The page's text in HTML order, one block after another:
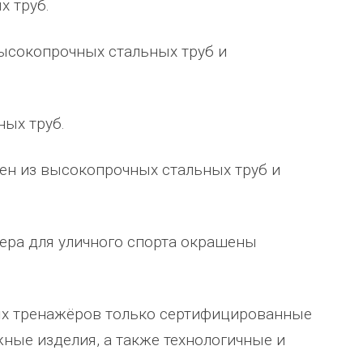
Глава сельского поселения Вепсское
труб.
стальных труб и
труб.
из высокопрочных стальных труб и
для уличного спорта окрашены
тренажёров только сертифицированные
изделия, а также технологичные и